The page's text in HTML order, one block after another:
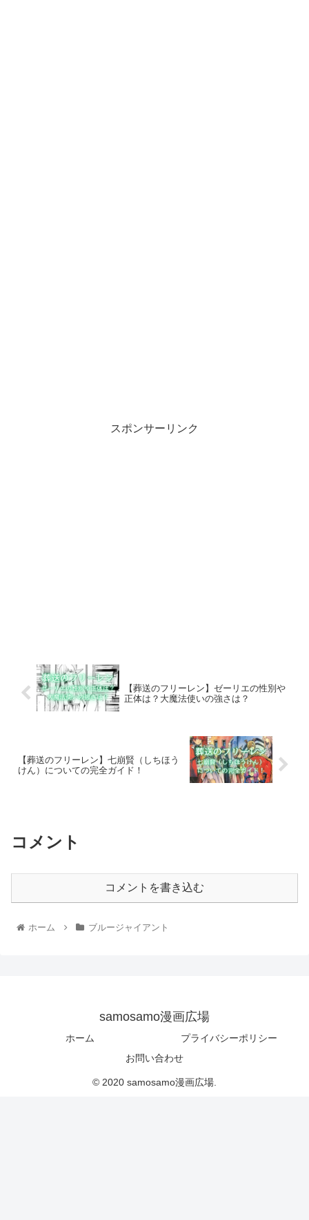
スポンサーリンク
【葬送のフリーレン】ゼーリエの性別や
正体は？大魔法使いの強さは？
【葬送のフリーレン】七崩賢（しちほう
けん）についての完全ガイド！
コメント
コメントを書き込む
ホーム ブルージャイアント
samosamo漫画広場
ホーム
プライバシーポリシー
お問い合わせ
© 2020 samosamo漫画広場.